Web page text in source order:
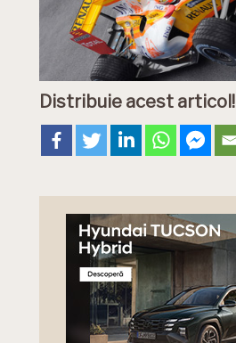
Distribuie acest articol!